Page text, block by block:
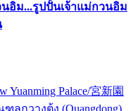
อิม...รูปปั้นเจ้าแม่กวนอิม
Palace/宮新園
ลกวางตุ้ง (Quangdong)